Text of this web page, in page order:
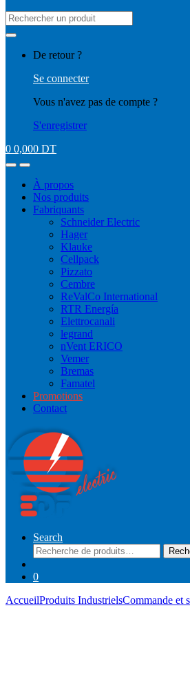
Search
for:
De retour ?
Se connecter
Vous n'avez pas de compte ?
S'enregistrer
0 0,000 DT
À propos
Nos produits
Fabriquants
Schneider Electric
Hager
Klauke
Cellpack
Pizzato
Cembre
ReValCo International
RTR Energía
Elettrocanali
legrand
nVent ERICO
Vemer
Bremas
Famatel
Promotions
Contact
Search
Recherche
pour :
0
AccueilProduits IndustrielsCommande et